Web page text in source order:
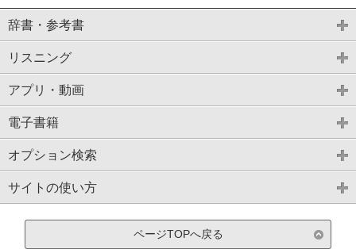
辞書・参考書
リスニング
アプリ・動画
電子書籍
オプション検索
サイトの使い方
ページTOPへ戻る